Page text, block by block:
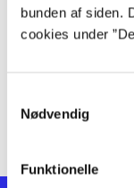
bunden af siden.
cookies under
Nødvendig
Funktionelle
lorem ipsum
lorem ipsum dolor
lorem ipsum dolor